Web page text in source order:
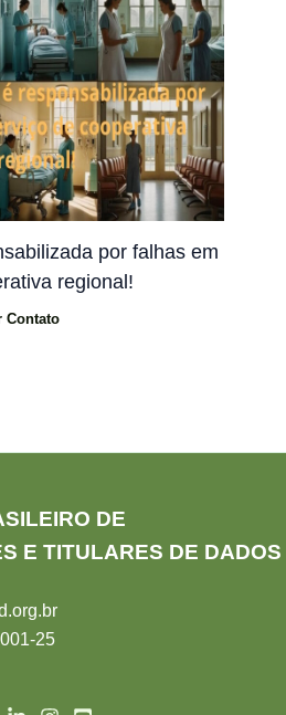
por falhas em
regional!
Contato
DE
E TITULARES DE DADOS
25